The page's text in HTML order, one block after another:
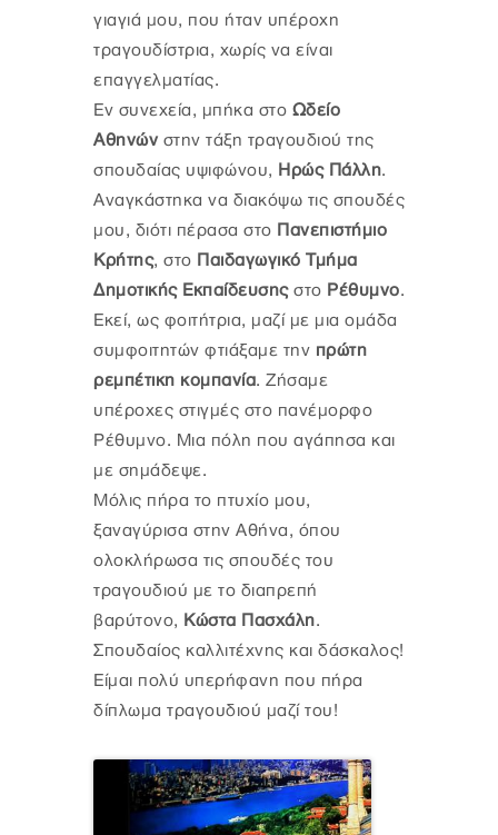
γιαγιά μου, που ήταν υπέροχη
τραγουδίστρια, χωρίς να είναι
επαγγελματίας.
Εν συνεχεία, μπήκα στο Ωδείο
Αθηνών στην τάξη τραγουδιού της
σπουδαίας υψιφώνου, Ηρώς Πάλλη.
Αναγκάστηκα να διακόψω τις σπουδές
μου, διότι πέρασα στο Πανεπιστήμιο
Κρήτης, στο Παιδαγωγικό Τμήμα
Δημοτικής Εκπαίδευσηςστο Ρέθυμνο.
Εκεί, ως φοιτήτρια, μαζί με μια ομάδα
συμφοιτητών φτιάξαμε την πρώτη
ρεμπέτικη κομπανία. Ζήσαμε
υπέροχες στιγμές στο πανέμορφο
Ρέθυμνο. Μια πόλη που αγάπησα και
με σημάδεψε.
Μόλις πήρα το πτυχίο μου,
ξαναγύρισα στην Αθήνα, όπου
ολοκλήρωσα τις σπουδές του
τραγουδιού με το διαπρεπή
βαρύτονο, Κώστα Πασχάλη.
Σπουδαίος καλλιτέχνης και δάσκαλος!
Είμαι πολύ υπερήφανη που πήρα
δίπλωμα τραγουδιού μαζί του!